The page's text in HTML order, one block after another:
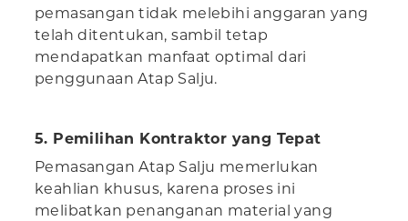
pemasangan tidak melebihi anggaran yang
telah ditentukan, sambil tetap
mendapatkan manfaat optimal dari
penggunaan Atap Salju.
5. Pemilihan Kontraktor yang Tepat
Pemasangan Atap Salju memerlukan
keahlian khusus, karena proses ini
melibatkan penanganan material yang